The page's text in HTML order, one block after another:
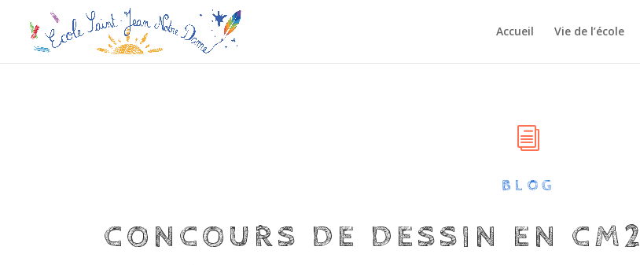
Accueil Vie de l’école
i
BLOG
CONCOURS DE DESSIN EN CM2